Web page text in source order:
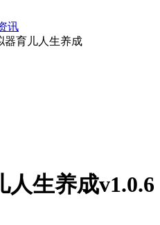
讯
器育儿人生养成
生养成v1.0.6